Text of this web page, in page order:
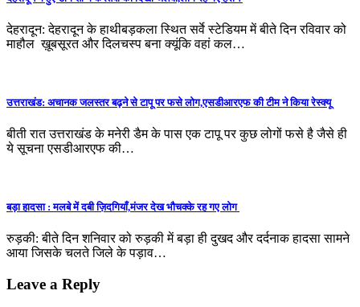
देहरादून: देहरादून के हाथीबड़कला स्थित सर्वे स्टेडियम में बीते दिन रविवार को
माहौल ख़ूबसूरत और दिलचस्प बना क्यूंकि वहां कल…
उत्तराखंड: अचानक जलस्तर बढ़ने से टापू पर फसे लोग,एसडीआरएफ की टीम ने किया रेस्क्यू
बीती रात उत्तराखंड के मनेरी डैम के पास एक टापू पर कुछ लोगों फसे है जैसे ही
ये सूचना एसडीआरएफ की…
बड़ा हादसा : मलबे में दबी ज़िदगियाँ,मंजर देख भौचक्के रह गए लोग
रुड़की: बीते दिन शनिवार को रुड़की में बड़ा ही दुखद और दर्दनाक हादसा सामने
आया जिसके चलते जिले के पड़ाव…
Leave a Reply